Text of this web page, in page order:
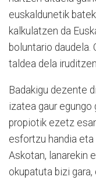
euskaldunetik
kalkulatzen da
boluntario daudela.
taldea dela
Badakigu dezente
izatea gaur
propiotik ezetz
esfortzu handia eta
Askotan, lanarekin
okupatuta bizi